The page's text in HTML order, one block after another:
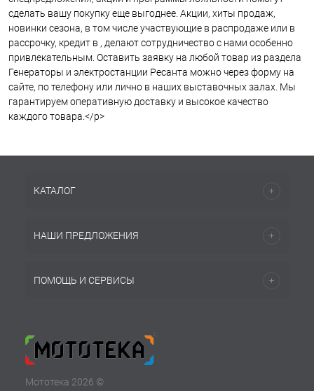
сделать вашу покупку еще выгоднее. Акции, хиты продаж,
новинки сезона, в том числе участвующие в распродаже или в
рассрочку, кредит в , делают сотрудничество с нами особенно
привлекательным. Оставить заявку на любой товар из раздела
Генераторы и электростанции Ресанта можно через форму на
сайте, по телефону или лично в наших выставочных залах. Мы
гарантируем оперативную доставку и высокое качество
каждого товара.</p>
КАТАЛОГ
НАШИ ПРЕДЛОЖЕНИЯ
ПОМОЩЬ И СЕРВИСЫ
Мототека 2026 ©